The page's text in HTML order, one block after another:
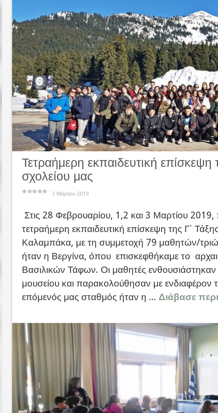
Τετραήμερη εκπαιδευτική επίσκεψη
σχολείου μας
3 Μαρτίου 2019
Στις 28 Φεβρουαρίου, 1,2 και 3 Μαρτίου
τετραήμερη εκπαιδευτική επίσκεψη της Γ΄
Καλαμπάκα, με τη συμμετοχή 79 μαθητών/
ήταν η Βεργίνα, όπου επισκεφθήκαμε το
Βασιλικών Τάφων. Οι μαθητές ενθουσιάστηκαν
μουσείου και παρακολούθησαν με ενδιαφέρον
επόμενός μας σταθμός ήταν η ... Διάβασε